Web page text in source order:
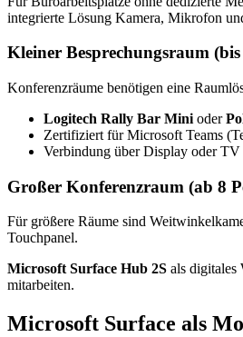
integrierte Lösung Kamera, Mikrofon
Kleiner Besprechungsraum (bis
Konferenzräume benötigen eine
Logitech Rally Bar Mini oder
Zertifiziert für Microsoft Teams
Verbindung über Display oder
Großer Konferenzraum (ab 8
Für größere Räume sind
Touchpanel.
Microsoft Surface Hub 2S als digitales
mitarbeiten.
Microsoft Surface als